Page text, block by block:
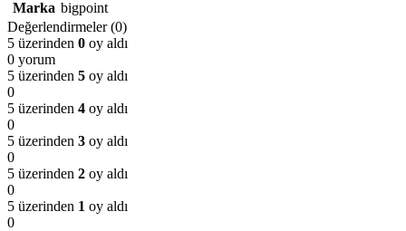
Marka bigpoint
Değerlendirmeler (0)
5 üzerinden 0 oy aldı
0 yorum
5 üzerinden 5 oy aldı
0
5 üzerinden 4 oy aldı
0
5 üzerinden 3 oy aldı
0
5 üzerinden 2 oy aldı
0
5 üzerinden 1 oy aldı
0